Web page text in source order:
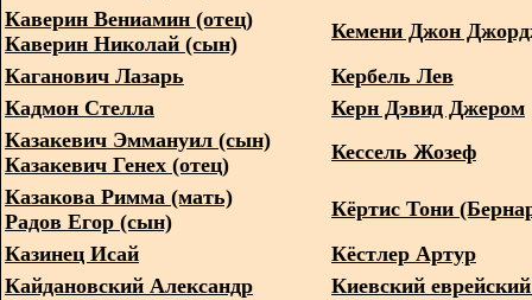
Каверин Вениамин (отец)
Каверин Николай (сын)
Кемени Джон
Каганович Лазарь
Кербель Лев
Кадмон Стелла
Керн Дэвид Джером
Казакевич Эммануил (сын)
Казакевич Генех (отец)
Кессель Жозеф
Казакова Римма (мать)
Радов Егор (сын)
Кёртис Тони
Казинец Исай
Кёстлер Артур
Кайдановский Александр
Киевский